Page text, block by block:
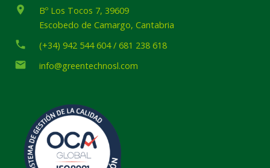
place
Bº Los Tocos 7, 39609
Escobedo de Camargo, Cantabria
phone (+34) 942 544 604 / 681 238 618
email info@greentechnosl.com